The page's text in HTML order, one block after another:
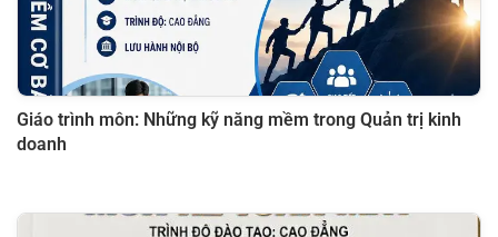
Giáo trình môn: Những kỹ năng mềm trong Quản trị kinh
doanh